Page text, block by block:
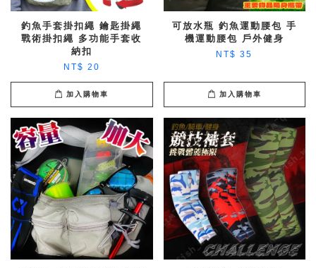
釣魚手套掛扣繩 鑰匙掛繩
戰術掛扣繩 多功能手套收
納扣
NT$ 20
加入購物車
可放水瓶 釣魚運動腰包 手
機運動腰包 戶外健身
NT$ 35
加入購物車